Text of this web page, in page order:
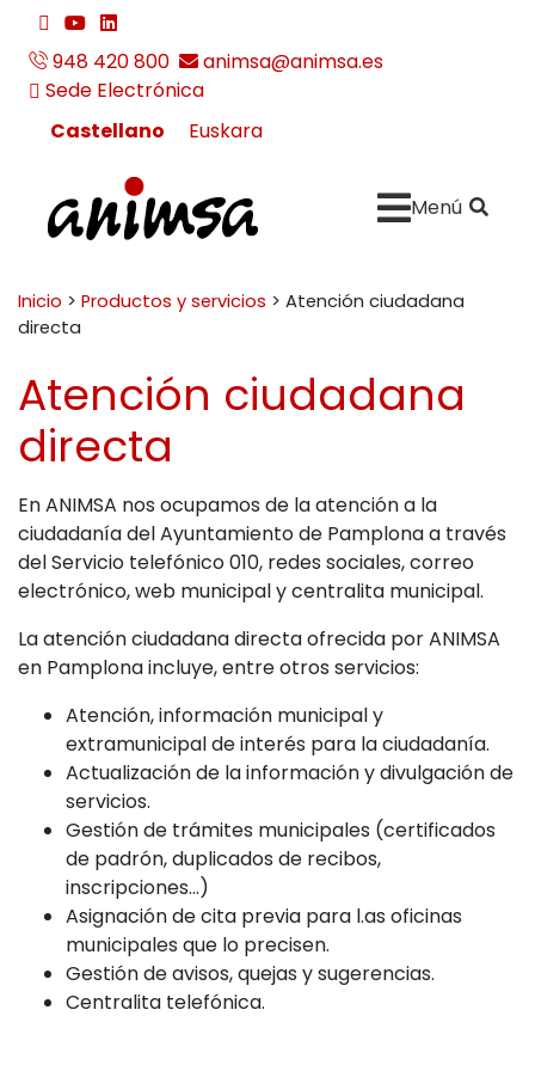
Ir al contenido
twitteryoutubelinkedin
948 420 800
animsa@animsa.es
Sede Electrónica
Castellano
Euskara
ANIMSA Menú " .
Inicio > Productos y servicios > Atención ciudadana
directa
Atención ciudadana
directa
En ANIMSA nos ocupamos de la atención a la
ciudadanía del Ayuntamiento de Pamplona a través
del Servicio telefónico 010, redes sociales, correo
electrónico, web municipal y centralita municipal.
La atención ciudadana directa ofrecida por ANIMSA
en Pamplona incluye, entre otros servicios:
Atención, información municipal y
extramunicipal de interés para la ciudadanía.
Actualización de la información y divulgación de
servicios.
Gestión de trámites municipales (certificados
de padrón, duplicados de recibos,
inscripciones…)
Asignación de cita previa para l.as oficinas
municipales que lo precisen.
Gestión de avisos, quejas y sugerencias.
Centralita telefónica.